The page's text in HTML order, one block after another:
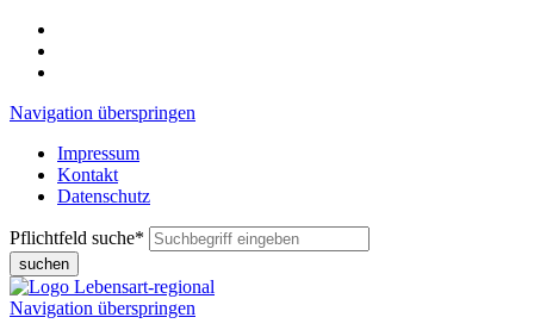
Navigation überspringen
Impressum
Kontakt
Datenschutz
Pflichtfeld suche*
suchen
Navigation überspringen